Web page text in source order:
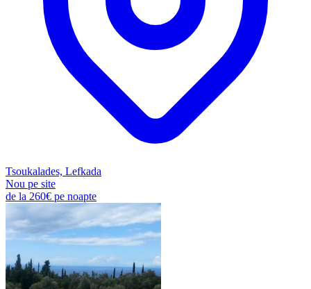
Tsoukalades, Lefkada
Nou pe site
de la 260€ pe noapte